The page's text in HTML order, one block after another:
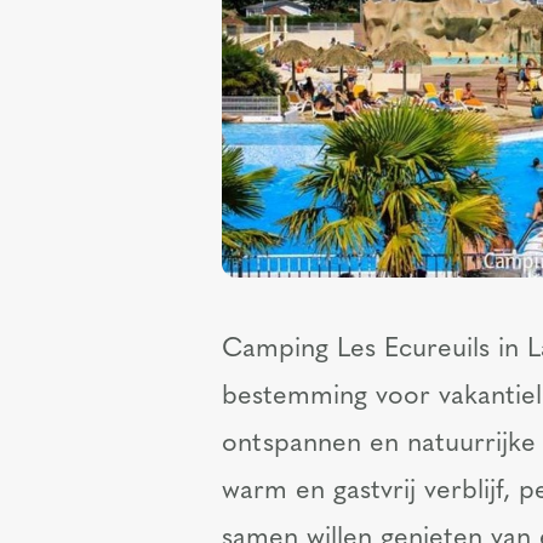
Camping Les Ecureuils in
bestemming voor
ontspannen en
warm en gastvrij verblijf,